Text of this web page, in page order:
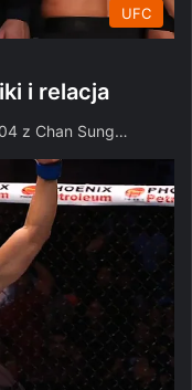
UFC
i relacja
z Chan Sung…